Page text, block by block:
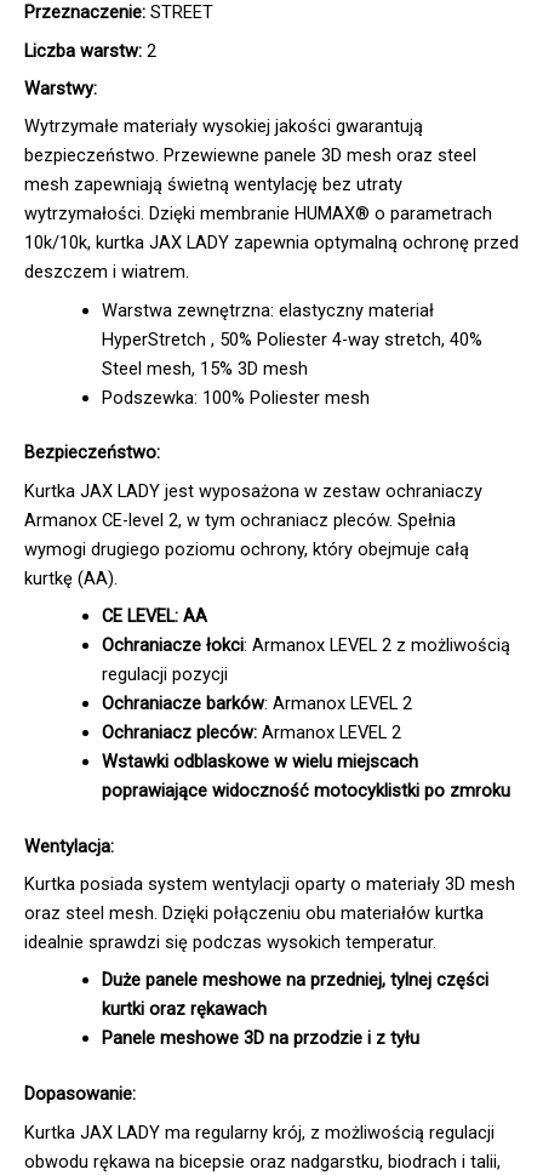
Przeznaczenie: STREET
Liczba warstw: 2
Warstwy:
Wytrzymałe materiały wysokiej jakości gwarantują
bezpieczeństwo. Przewiewne panele 3D mesh oraz steel
mesh zapewniają świetną wentylację bez utraty
wytrzymałości. Dzięki membranie HUMAX® o parametrach
10k/10k, kurtka JAX LADY zapewnia optymalną ochronę przed
deszczem i wiatrem.
Warstwa zewnętrzna: elastyczny materiał
HyperStretch , 50% Poliester 4-way stretch, 40%
Steel mesh, 15% 3D mesh
Podszewka: 100% Poliester mesh
Bezpieczeństwo:
Kurtka JAX LADY jest wyposażona w zestaw ochraniaczy
Armanox CE-level 2, w tym ochraniacz pleców. Spełnia
wymogi drugiego poziomu ochrony, który obejmuje całą
kurtkę (AA).
CE LEVEL: AA
Ochraniacze łokci: Armanox LEVEL 2 z możliwością
regulacji pozycji
Ochraniacze barków: Armanox LEVEL 2
Ochraniacz pleców:Armanox LEVEL 2
Wstawki odblaskowe w wielu miejscach
poprawiające widoczność motocyklistki po zmroku
Wentylacja:
Kurtka posiada system wentylacji oparty o materiały 3D mesh
oraz steel mesh. Dzięki połączeniu obu materiałów kurtka
idealnie sprawdzi się podczas wysokich temperatur.
Duże panele meshowe na przedniej, tylnej części
kurtki oraz rękawach
Panele meshowe 3D na przodzie i z tyłu
Dopasowanie:
Kurtka JAX LADY ma regularny krój, z możliwością regulacji
obwodu rękawa na bicepsie oraz nadgarstku, biodrach i talii,